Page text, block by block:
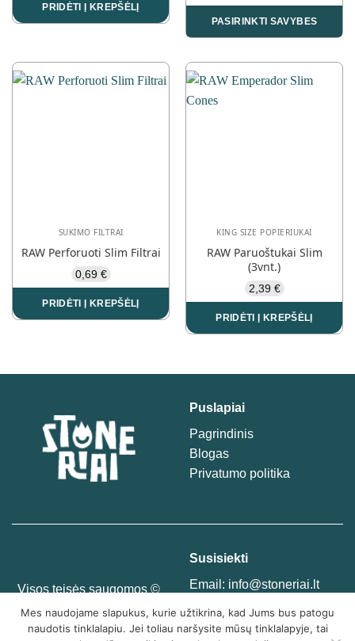
PRIDĖTI Į KREPŠĖLĮ
through
PASIRINKTI SAVYBES
product
has
the
product
page
SUKIMO FILTRAI
RAW Perforuoti Slim Filtrai
0,69 €
PRIDĖTI Į KREPŠĖLĮ
KING SIZE POPIERIUKAI
RAW Paruoštukai Slim
(3vnt.)
2,39 €
PRIDĖTI Į KREPŠĖLĮ
Puslapiai
Pagrindinis
Blogas
Privatumo politika
Visos teisės saugomos ©
2025
Susisiekti
Email: info@stoneriai.lt
Tel. nr.:+37061865771
Mes naudojame slapukus, kurie užtikrina, kad Jums bus patogu
naudotis tinklalapiu. Jei toliau naršysite mūsų tinklalapyje, tai